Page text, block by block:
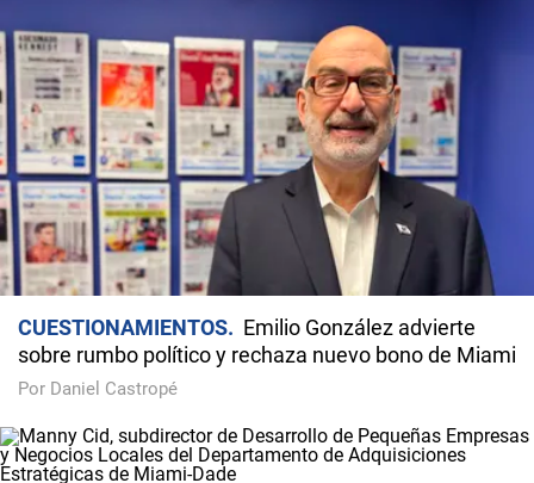
CUESTIONAMIENTOS
Emilio González advierte
sobre rumbo político y rechaza nuevo bono de Miami
Por Daniel Castropé